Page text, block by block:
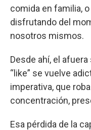
comida en familia,
disfrutando del
nosotros mismos.
Desde ahí, el
“like” se vuelve
imperativa, que
concentración,
Esa pérdida de la